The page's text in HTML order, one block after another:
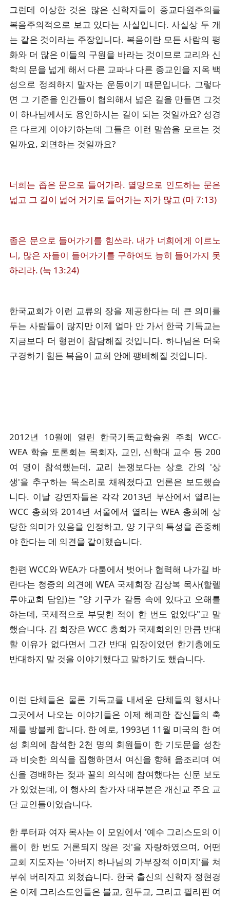
그런데 이상한 것은 많은 신학자들이 종교다원주의를
복음주의적으로 보고 있다는 사실입니다. 사실상 두 개
는 같은 것이라는 주장입니다. 복음이란 모든 사람의 평
화와 더 많은 이들의 구원을 바라는 것이므로 교리와 신
학의 문을 넓게 해서 다른 교파나 다른 종교인을 지옥 백
성으로 정죄하지 말자는 운동이기 때문입니다. 그렇다
면 그 기준을 인간들이 협의해서 넓은 길을 만들면 그것
이 하나님께서도 용인하시는 길이 되는 것일까요? 성경
은 다르게 이야기하는데 그들은 이런 말씀을 모르는 것
일까요, 외면하는 것일까요?
너희는 좁은 문으로 들어가라. 멸망으로 인도하는 문은
넓고 그 길이 넓어 거기로 들어가는 자가 많고 (마 7:13)
좁은 문으로 들어가기를 힘쓰라. 내가 너희에게 이르노
니, 많은 자들이 들어가기를 구하여도 능히 들어가지 못
하리라. (눅 13:24)
한국교회가 이런 교류의 장을 제공한다는 데 큰 의미를
두는 사람들이 많지만 이제 얼마 안 가서 한국 기독교는
지금보다 더 형편이 참담해질 것입니다. 하나님은 더욱
구경하기 힘든 복음이 교회 안에 팽배해질 것입니다.
2012년 10월에 열린 한국기독교학술원 주최 WCC-
WEA 학술 토론회는 목회자, 교인, 신학대 교수 등 200
여 명이 참석했는데, 교리 논쟁보다는 상호 간의 '상
생'을 추구하는 목소리로 채워졌다고 언론은 보도했습
니다. 이날 강연자들은 각각 2013년 부산에서 열리는
WCC 총회와 2014년 서울에서 열리는 WEA 총회에 상
당한 의미가 있음을 인정하고, 양 기구의 특성을 존중해
야 한다는 데 의견을 같이했습니다.
한편 WCC와 WEA가 다툼에서 벗어나 협력해 나가길 바
란다는 청중의 의견에 WEA 국제회장 김상복 목사(할렐
루야교회 담임)는 "양 기구가 갈등 속에 있다고 오해를
하는데, 국제적으로 부딪힌 적이 한 번도 없었다"고 말
했습니다. 김 회장은 WCC 총회가 국제회의인 만큼 반대
할 이유가 없다면서 그간 반대 입장이었던 한기총에도
반대하지 말 것을 이야기했다고 말하기도 했습니다.
이런 단체들은 물론 기독교를 내세운 단체들의 행사나
그곳에서 나오는 이야기들은 이제 해괴한 잡신들의 축
제를 방불케 합니다. 한 예로, 1993년 11월 미국의 한 여
성 회의에 참석한 2천 명의 회원들이 한 기도문을 성찬
과 비슷한 의식을 집행하면서 여신을 향해 읊조리며 여
신을 경배하는 젖과 꿀의 의식에 참여했다는 신문 보도
가 있었는데, 이 행사의 참가자 대부분은 개신교 주요 교
단 교인들이었습니다.
한 루터파 여자 목사는 이 모임에서 '예수 그리스도의 이
름이 한 번도 거론되지 않은 것'을 자랑하였으며, 어떤
교회 지도자는 '아버지 하나님의 가부장적 이미지'를 쳐
부숴 버리자고 외쳤습니다. 한국 출신의 신학자 정현경
은 이제 그리스도인들은 불교, 힌두교, 그리고 필리핀 여